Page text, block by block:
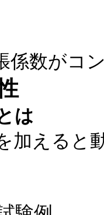
係数がコ
は
加えると